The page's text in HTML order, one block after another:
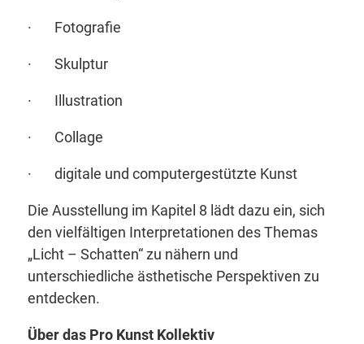
· Fotografie
· Skulptur
· Illustration
· Collage
· digitale und computergestützte Kunst
Die Ausstellung im Kapitel 8 lädt dazu ein, sich
den vielfältigen Interpretationen des Themas
„Licht – Schatten“ zu nähern und
unterschiedliche ästhetische Perspektiven zu
entdecken.
Über das Pro Kunst Kollektiv